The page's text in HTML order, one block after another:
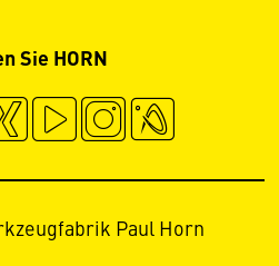
Sie HORN
Paul Horn